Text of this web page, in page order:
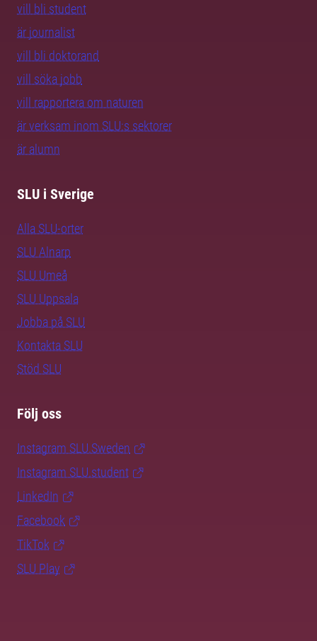
vill bli student
är journalist
vill bli doktorand
vill söka jobb
vill rapportera om naturen
är verksam inom SLU:s sektorer
är alumn
SLU i Sverige
Alla SLU-orter
SLU Alnarp
SLU Umeå
SLU Uppsala
Jobba på SLU
Kontakta SLU
Stöd SLU
Följ oss
Instagram SLU.Sweden
Instagram SLU.student
LinkedIn
Facebook
TikTok
SLU Play